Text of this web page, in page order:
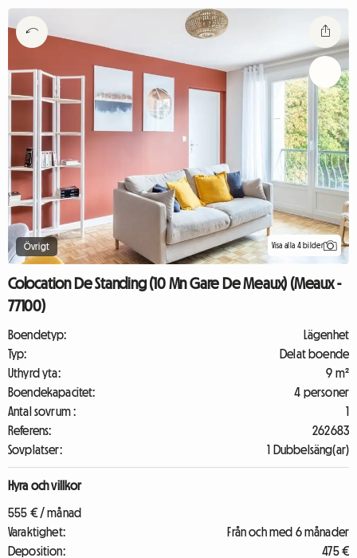
Övrigt Visa alla 4 bilder
Colocation De Standing (10 Mn Gare De Meaux) (Meaux -
77100)
Boendetyp:
Lägenhet
Typ:
Delat boende
Uthyrd yta:
9 m²
Boendekapacitet:
4 personer
Antal sovrum :
1
Referens:
262683
Sovplatser:
1 Dubbelsäng(ar)
Hyra och villkor
555 € / månad
Varaktighet:
Från och med 6 månader
Deposition:
475 €